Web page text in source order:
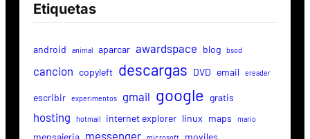
Etiquetas
android animal aparcar awardspace blog bsod
cancion copyleft descargas DVD email ereader
escribir experimentos gmail google gratis
hosting hotmail internet explorer linux maps mario
messenger